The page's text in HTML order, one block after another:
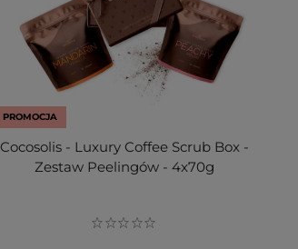
PROMOCJA
Cocosolis - Luxury Coffee Scrub Box -
Zestaw Peelingów - 4x70g